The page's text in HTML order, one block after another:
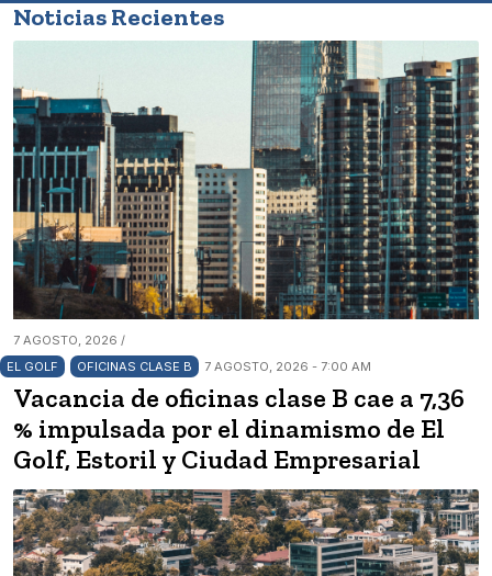
Noticias Recientes
7 AGOSTO, 2026 /
EL GOLF
OFICINAS CLASE B 7 AGOSTO, 2026 - 7:00 AM
Vacancia de oficinas clase B cae a 7,36
% impulsada por el dinamismo de El
Golf, Estoril y Ciudad Empresarial